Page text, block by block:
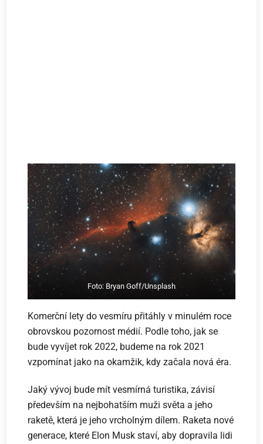
Foto: Bryan Goff/Unsplash
Komerční lety do vesmíru přitáhly v minulém roce
obrovskou pozornost médií. Podle toho, jak se
bude vyvíjet rok 2022, budeme na rok 2021
vzpomínat jako na okamžik, kdy začala nová éra.
Jaký vývoj bude mít vesmírná turistika, závisí
především na nejbohatším muži světa a jeho
raketě, která je jeho vrcholným dílem. Raketa nové
generace, které Elon Musk staví, aby dopravila lidi